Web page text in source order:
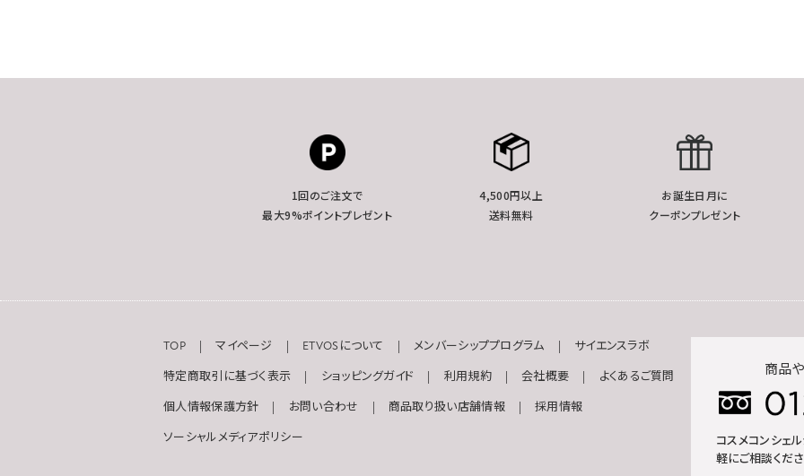
1回のご注文で
最大9%ポイントプレゼント
4,500円以上
送料無料
お誕生日月に
クーポンプレゼント
TOP マイページ ETVOSについて メンバーシッププログラム サイエンスラボ
特定商取引に基づく表示 ショッピングガイド 利用規約 会社概要 よくあるご質問
個人情報保護方針 お問い合わせ 商品取り扱い店舗情報 採用情報
ソーシャルメディアポリシー
商品
コスメコンシェ
軽にご相談くださ